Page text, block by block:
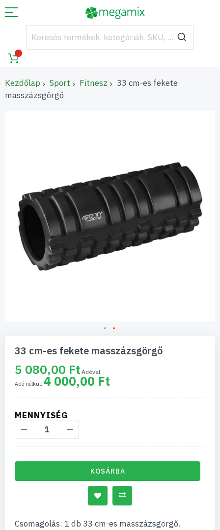
Kezdőlap Sport Fitnesz
33 cm-es fekete
masszázsgörgő
képgaléria
elejére
33 cm-es fekete masszázsgörgő
5 080,00 Ft
4 000,00 Ft
MENNYISÉG
KOSÁRBA
Csomagolás: 1 db 33 cm-es masszázsgörgő.